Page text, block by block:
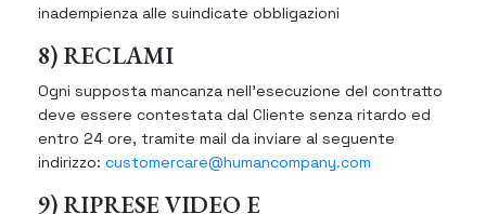
inadempienza alle suindicate obbligazioni
8) RECLAMI
Ogni supposta mancanza nell’esecuzione del contratto
deve essere contestata dal Cliente senza ritardo ed
entro 24 ore, tramite mail da inviare al seguente
indirizzo: customercare@humancompany.com
9) RIPRESE VIDEO E